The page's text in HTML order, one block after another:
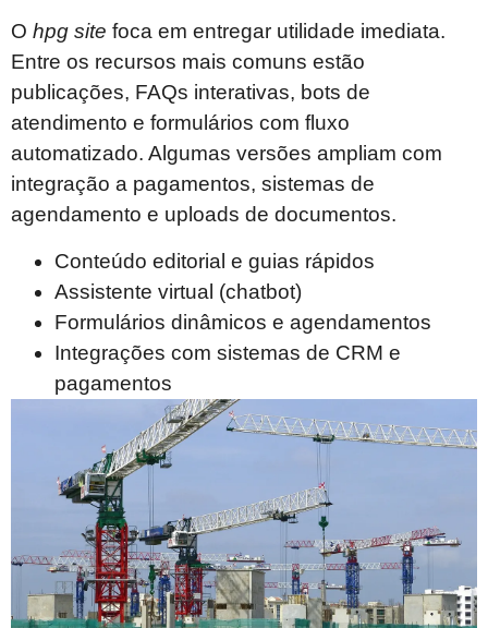
O hpg site foca em entregar utilidade imediata.
Entre os recursos mais comuns estão
publicações, FAQs interativas, bots de
atendimento e formulários com fluxo
automatizado. Algumas versões ampliam com
integração a pagamentos, sistemas de
agendamento e uploads de documentos.
Conteúdo editorial e guias rápidos
Assistente virtual (chatbot)
Formulários dinâmicos e agendamentos
Integrações com sistemas de CRM e
pagamentos